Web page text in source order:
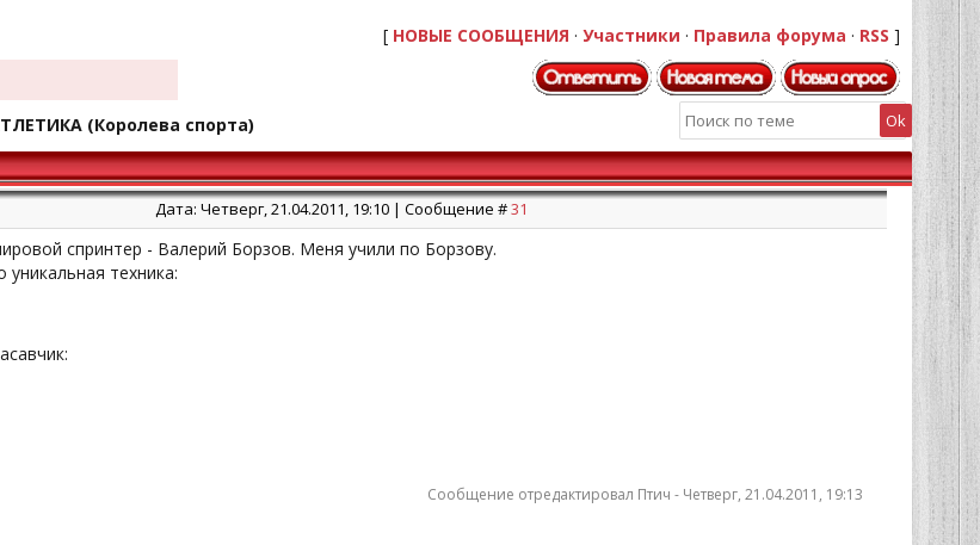
[ НОВЫЕ СООБЩЕНИЯ · Участники · Правила форума · RSS ]
(Королева спорта)
Дата: Четверг, 21.04.2011, 19:10 | Сообщение #31
спринтер - Валерий Борзов. Меня учили по Борзову.
уникальная техника:
Сообщение отредактировал Птич - Четверг, 21.04.2011, 19:13